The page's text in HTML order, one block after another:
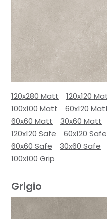
120x280 Matt
120x120
100x100 Matt
60x120
60x60 Matt
30x60 Matt
120x120 Safe
60x120 Safe
60x60 Safe
30x60 Safe
100x100 Grip
Grigio